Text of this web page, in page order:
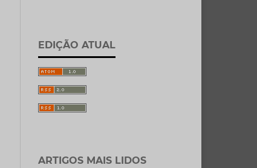
EDIÇÃO ATUAL
ARTIGOS MAIS LIDOS